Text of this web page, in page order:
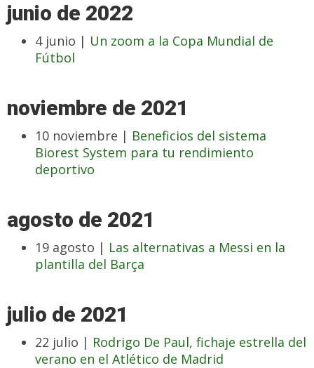
junio de 2022
4 junio | Un zoom a la Copa Mundial de
Fútbol
noviembre de 2021
10 noviembre | Beneficios del sistema
Biorest System para tu rendimiento
deportivo
agosto de 2021
19 agosto | Las alternativas a Messi en la
plantilla del Barça
julio de 2021
22 julio | Rodrigo De Paul, fichaje estrella del
verano en el Atlético de Madrid